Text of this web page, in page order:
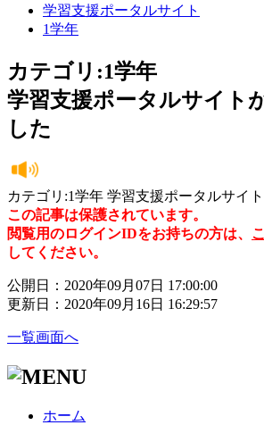
学習支援ポータルサイト
1学年
カテゴリ:1学年
学習支援ポータルサイト
した
カテゴリ:1学年 学習支援ポータルサイ
この記事は保護されています。
閲覧用のログインIDをお持ちの方は、
してください。
公開日：2020年09月07日 17:00:00
更新日：2020年09月16日 16:29:57
一覧画面へ
ホーム